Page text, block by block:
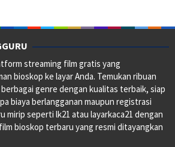
streaming film gratis yang
bioskop ke layar Anda. Temukan ribuan
genre dengan kualitas terbaik, siap
biaya berlangganan maupun registrasi
mirip seperti lk21 atau layarkaca21 dengan
bioskop terbaru yang resmi ditayangkan